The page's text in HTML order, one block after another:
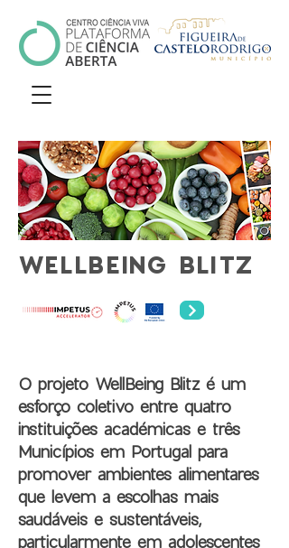
WELLBEING BLITZ
O projeto WellBeing Blitz é um
esforço coletivo entre quatro
instituições académicas e três
Municípios em Portugal para
promover ambientes alimentares
que levem a escolhas mais
saudáveis e sustentáveis,
particularmente em adolescentes